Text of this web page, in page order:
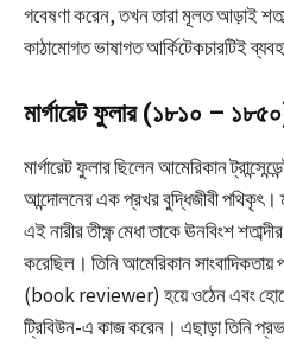
গবেষণা করেন, তখন তারা মূলত আড়াই
কাঠামোগত ভাষাগত আর্কিটেকচারটিই
মার্গারেট ফুলার (১৮১০ –
মার্গারেট ফুলার ছিলেন আমেরিকান
আন্দোলনের এক প্রখর বুদ্ধিজীবী পথিকৃৎ।
এই নারীর তীক্ষ্ণ মেধা তাকে ঊনবিংশ
করেছিল। তিনি আমেরিকান সাংবাদিকতায়
(book reviewer) হয়ে ওঠেন এবং
ট্রিবিউন-এ কাজ করেন। এছাড়া তিনি